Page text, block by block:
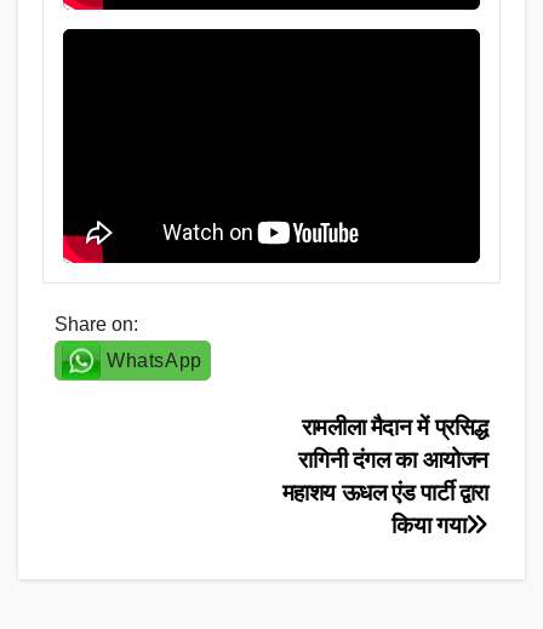
Share on:
WhatsApp
रामलीला मैदान में प्रसिद्ध
रागिनी दंगल का आयोजन
महाशय ऊधल एंड पार्टी द्वारा
किया गया